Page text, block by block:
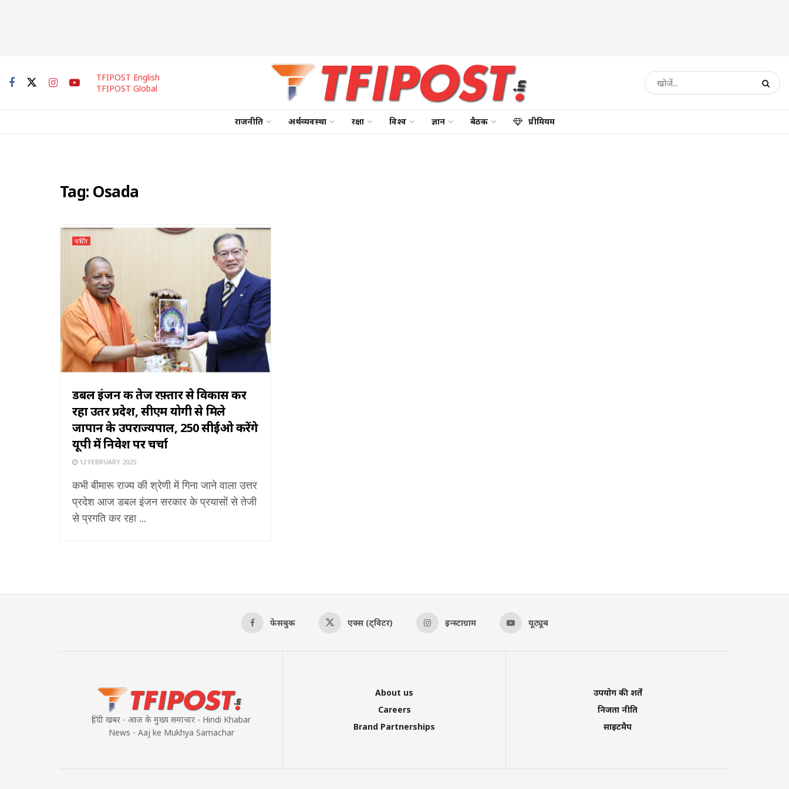
TFIPOST English
TFIPOST Global
राजनीति अर्थव्यवस्था रक्षा विश्व ज्ञान बैठक प्रीमियम
Tag: Osada
चर्चित
डबल इंजन की तेज रफ़्तार से विकास कर
रहा उतर प्रदेश, सीएम योगी से मिले
जापान के उपराज्यपाल, 250 सीईओ करेंगे
यूपी में निवेश पर चर्चा
12 FEBRUARY 2025
कभी बीमारू राज्य की श्रेणी में गिना जाने वाला उत्तर
प्रदेश आज डबल इंजन सरकार के प्रयासों से तेजी
से प्रगति कर रहा ...
फेसबुक एक्स (ट्विटर) इन्स्टाग्राम यूट्यूब
हिंदी खबर - आज के मुख्य समाचार - Hindi Khabar
News - Aaj ke Mukhya Samachar
About us
Careers
Brand Partnerships
उपयोग की शर्तें
निजता नीति
साइटमैप